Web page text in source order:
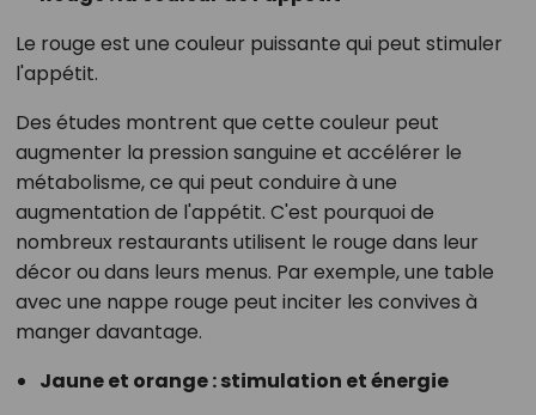
Le rouge est une couleur puissante qui peut stimuler
l'appétit.
Des études montrent que cette couleur peut
augmenter la pression sanguine et accélérer le
métabolisme, ce qui peut conduire à une
augmentation de l'appétit. C'est pourquoi de
nombreux restaurants utilisent le rouge dans leur
décor ou dans leurs menus. Par exemple, une table
avec une nappe rouge peut inciter les convives à
manger davantage.
Jaune et orange : stimulation et énergie